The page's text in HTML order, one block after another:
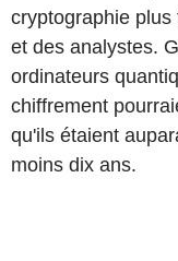
cryptographie
et des analystes.
ordinateurs
chiffrement
qu'ils étaient
moins dix ans.